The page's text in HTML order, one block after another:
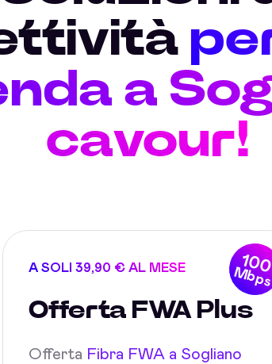
a
cavour!
A SOLI 39,90 € AL MESE
Offerta FWA Plus
Offerta Fibra FWA a Sogliano